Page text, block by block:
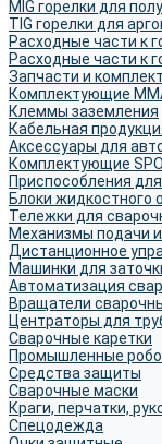
MIG горелки для
TIG горелки для
Расходные части к
Расходные части к
Запчасти и
Комплектующие
Клеммы заземления
Кабельная
Аксессуары для
Комплектующие
Приспособления
Блоки жидкостного
Тележки для
Механизмы подачи
Дистанционное
Машинки для
Автоматизация
Вращатели
Центраторы для
Сварочные каретки
Промышленные
Средства защиты
Сварочные маски
Краги, перчатки,
Спецодежда